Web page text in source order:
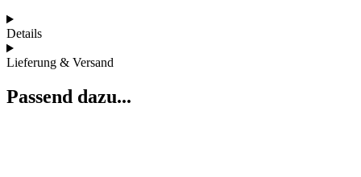
Details
Lieferung & Versand
Passend dazu...